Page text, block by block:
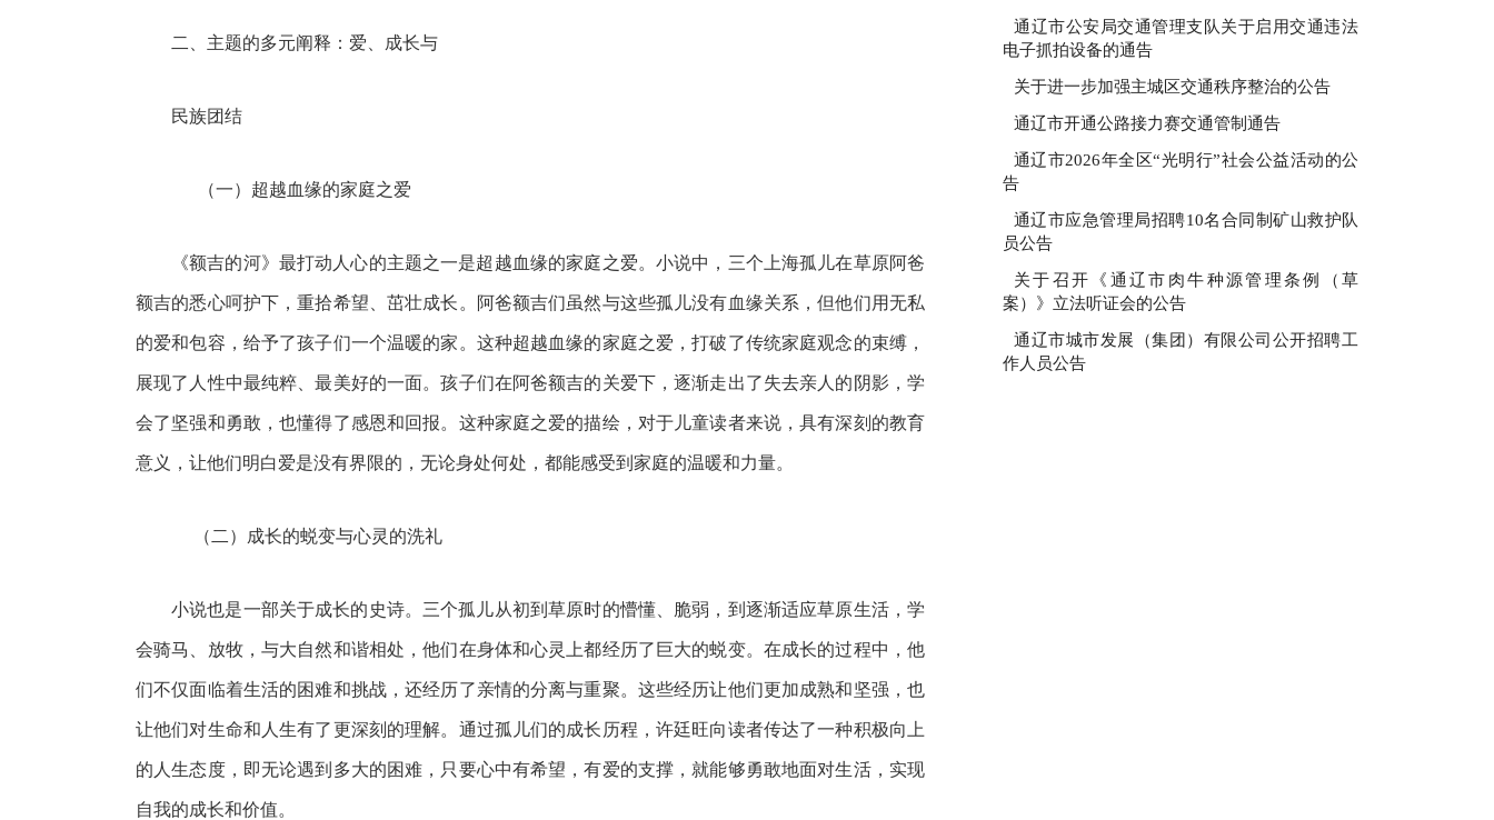
二、主题的多元阐释：爱、成长与
民族团结
（一）超越血缘的家庭之爱
《额吉的河》最打动人心的主题之一是超越血缘的家庭之爱。小说中，三个上海孤儿在草原阿爸
额吉的悉心呵护下，重拾希望、茁壮成长。阿爸额吉们虽然与这些孤儿没有血缘关系，但他们用无私
的爱和包容，给予了孩子们一个温暖的家。这种超越血缘的家庭之爱，打破了传统家庭观念的束缚，
展现了人性中最纯粹、最美好的一面。孩子们在阿爸额吉的关爱下，逐渐走出了失去亲人的阴影，学
会了坚强和勇敢，也懂得了感恩和回报。这种家庭之爱的描绘，对于儿童读者来说，具有深刻的教育
意义，让他们明白爱是没有界限的，无论身处何处，都能感受到家庭的温暖和力量。
（二）成长的蜕变与心灵的洗礼
小说也是一部关于成长的史诗。三个孤儿从初到草原时的懵懂、脆弱，到逐渐适应草原生活，学
会骑马、放牧，与大自然和谐相处，他们在身体和心灵上都经历了巨大的蜕变。在成长的过程中，他
们不仅面临着生活的困难和挑战，还经历了亲情的分离与重聚。这些经历让他们更加成熟和坚强，也
让他们对生命和人生有了更深刻的理解。通过孤儿们的成长历程，许廷旺向读者传达了一种积极向上
的人生态度，即无论遇到多大的困难，只要心中有希望，有爱的支撑，就能够勇敢地面对生活，实现
自我的成长和价值。
通辽市公安局交通管理支队关于启用交通违法
电子抓拍设备的通告
关于进一步加强主城区交通秩序整治的公告
通辽市开通公路接力赛交通管制通告
通辽市2026年全区“光明行”社会公益活动的公
告
通辽市应急管理局招聘10名合同制矿山救护队
员公告
关于召开《通辽市肉牛种源管理条例（草
案）》立法听证会的公告
通辽市城市发展（集团）有限公司公开招聘工
作人员公告